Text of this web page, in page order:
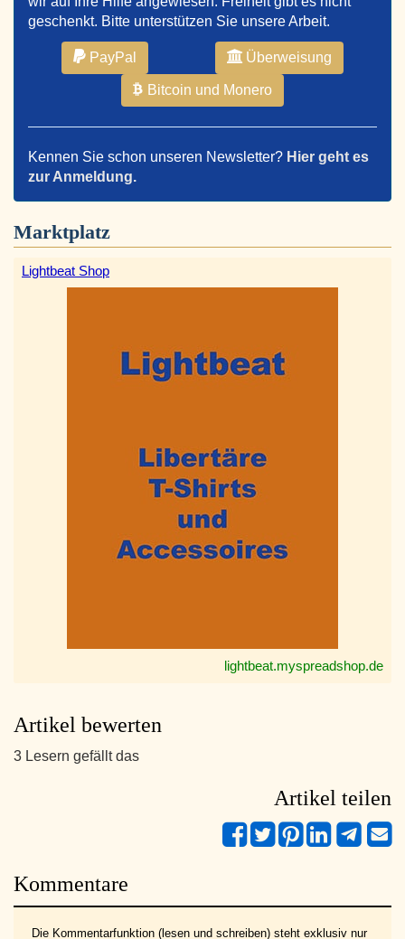
geschenkt. Bitte unterstützen Sie unsere Arbeit.
PayPal Überweisung
Bitcoin und Monero
Kennen Sie schon unseren Newsletter? Hier geht es
zur Anmeldung.
Marktplatz
Lightbeat Shop
lightbeat.myspreadshop.de
Artikel bewerten
3 Lesern gefällt das
Artikel teilen
Kommentare
Die Kommentarfunktion (lesen und schreiben) steht exklusiv nur